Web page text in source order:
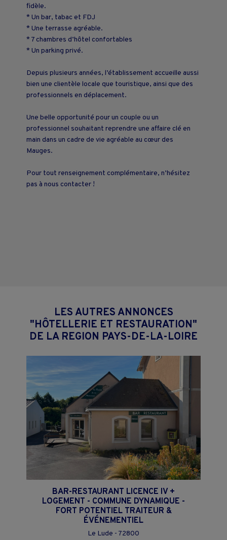
fidèle.
* Un bar, tabac et FDJ
* Une terrasse agréable.
* 7 chambres d’hôtel confortables
* Un parking privé.
Depuis plusieurs années, l’établissement accueille aussi
bien une clientèle locale que touristique, ainsi que des
professionnels en déplacement.
Une belle opportunité pour un couple ou un
professionnel souhaitant reprendre une affaire clé en
main dans un cadre de vie agréable au cœur des
Mauges.
Pour tout renseignement complémentaire, n’hésitez
pas à nous contacter !
LES AUTRES ANNONCES
"HÔTELLERIE ET RESTAURATION"
DE LA REGION PAYS-DE-LA-LOIRE
BAR-RESTAURANT LICENCE IV +
LOGEMENT - COMMUNE DYNAMIQUE -
FORT POTENTIEL TRAITEUR &
ÉVÉNEMENTIEL
Le Lude - 72800